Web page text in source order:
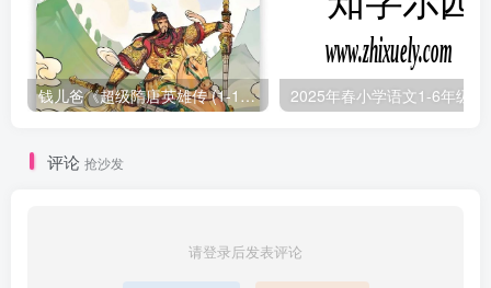
钱儿爸《超级隋唐英雄传 (1-10季) +超级隋唐英雄后传 (1-4季）
评论 抢沙发
请登录后发表评论